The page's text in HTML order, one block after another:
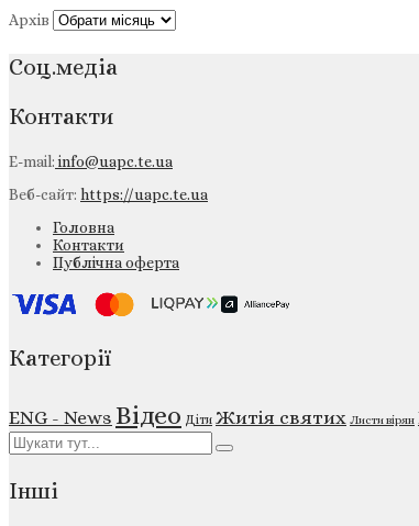
Архів
Соц.медіа
Контакти
E-mail:info@uapc.te.ua
Веб-сайт: https://uapc.te.ua
Головна
Контакти
Публічна оферта
Категорії
ENG - News Відео Діти Житія святих Листи вірян
Інші